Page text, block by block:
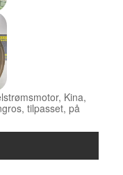
Kina,
tilpasset, på